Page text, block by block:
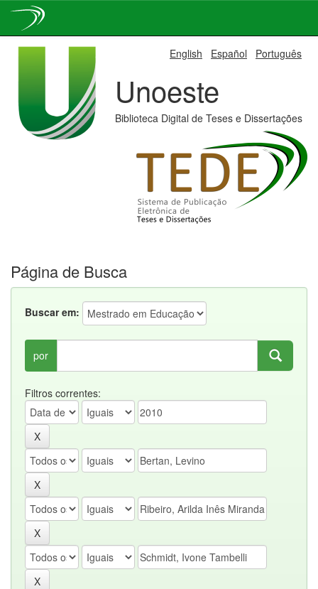
English Español Português
Unoeste
Biblioteca Digital de Teses e Dissertações
Página de Busca
Buscar em:
por
Filtros correntes: